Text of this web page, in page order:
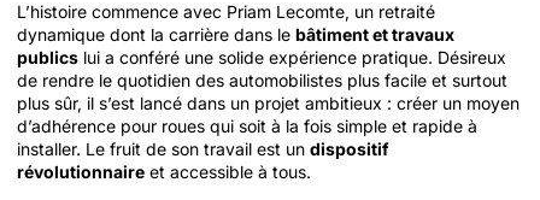
L’histoire commence avec Priam Lecomte, un retraité
dynamique dont la carrière dans le bâtiment et travaux
publics lui a conféré une solide expérience pratique. Désireux
de rendre le quotidien des automobilistes plus facile et surtout
plus sûr, il s’est lancé dans un projet ambitieux : créer un moyen
d’adhérence pour roues qui soit à la fois simple et rapide à
installer. Le fruit de son travail est un dispositif
révolutionnaire et accessible à tous.